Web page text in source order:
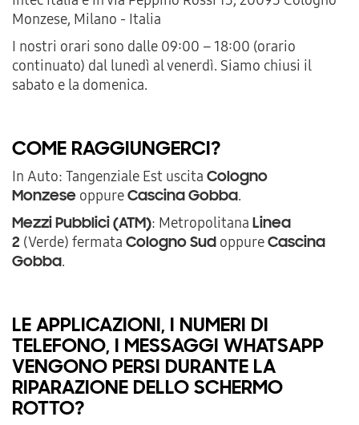
Monzese, Milano - Italia
I nostri orari sono dalle 09:00 – 18:00 (orario
continuato) dal lunedì al venerdì. Siamo chiusi il
sabato e la domenica.
COME RAGGIUNGERCI?
In Auto: Tangenziale Est uscita Cologno
Monzese oppureCascina Gobba.
Mezzi Pubblici (ATM): Metropolitana Linea
2 (Verde) fermata Cologno Sud oppureCascina
Gobba.
LE APPLICAZIONI, I NUMERI DI
TELEFONO, I MESSAGGI WHATSAPP
VENGONO PERSI DURANTE LA
RIPARAZIONE DELLO SCHERMO
ROTTO?